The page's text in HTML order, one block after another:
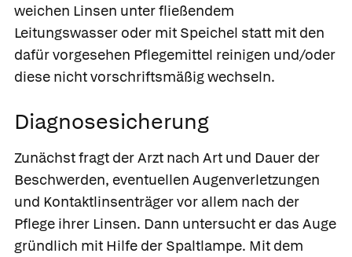
weichen Linsen unter fließendem
Leitungswasser oder mit Speichel statt mit den
dafür vorgesehen Pflegemittel reinigen und/oder
diese nicht vorschriftsmäßig wechseln.
Diagnosesicherung
Zunächst fragt der Arzt nach Art und Dauer der
Beschwerden, eventuellen Augenverletzungen
und Kontaktlinsenträger vor allem nach der
Pflege ihrer Linsen. Dann untersucht er das Auge
gründlich mit Hilfe der Spaltlampe. Mit dem